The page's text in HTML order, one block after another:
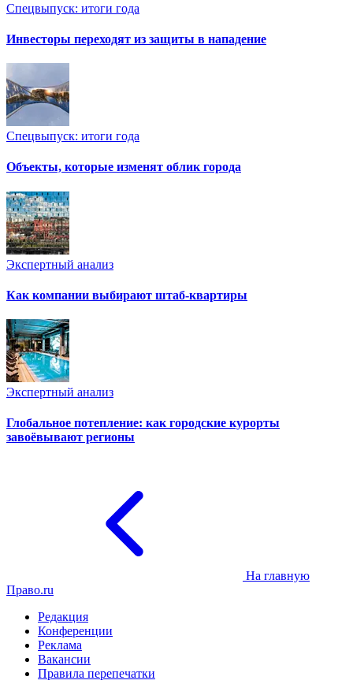
Спецвыпуск: итоги года
Инвесторы переходят из защиты в нападение
Спецвыпуск: итоги года
Объекты, которые изменят облик города
Экспертный анализ
Как компании выбирают штаб-квартиры
Экспертный анализ
Глобальное потепление: как городские курорты
завоёвывают регионы
На главную
Право.ru
Редакция
Конференции
Реклама
Вакансии
Правила перепечатки